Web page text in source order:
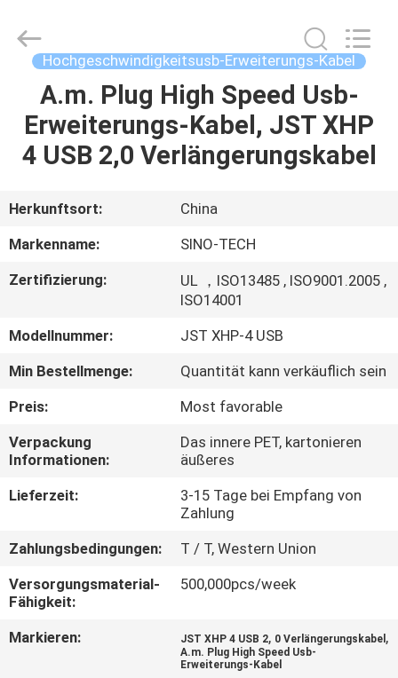
HAUSE
VIDEOS
ÜBER
UNS
WERKSBESICHTIGUNG
QUALITÄTSKONTROLLE
KONTAKT
UNS
NEUIGKEITEN
RECHTSSACHEN
Ltd..
Hochgeschwindigkeitsusb-Erweiterungs-Kabel
A.m. Plug High Speed Usb-
Erweiterungs-Kabel, JST XHP
4 USB 2,0 Verlängerungskabel
Herkunftsort:
China
Markenname:
SINO-TECH
Zertifizierung:
UL ，ISO13485 , ISO9001.2005 ,
ISO14001
Modellnummer:
JST XHP-4 USB
Min Bestellmenge:
Quantität kann verkäuflich sein
Preis:
Most favorable
Verpackung
Informationen:
Das innere PET, kartonieren
äußeres
Lieferzeit:
3-15 Tage bei Empfang von
Zahlung
Zahlungsbedingungen:
T / T, Western Union
Versorgungsmaterial-
Fähigkeit:
500,000pcs/week
Markieren: JST XHP 4 USB 2, 0 Verlängerungskabel ,
A.m. Plug High Speed Usb-
Erweiterungs-Kabel